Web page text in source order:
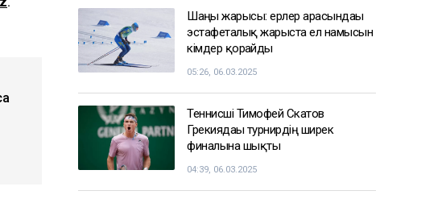
СПОРТ ЖАҢАЛЫҚТАРЫ
Балуан Ұлан Рысқұл басшылық
қызметке тағайындалды
09:22, 06.03.2025
Енді чемпиондар Жәнібек
Әлімханұлынан қаша алмайтын
болды